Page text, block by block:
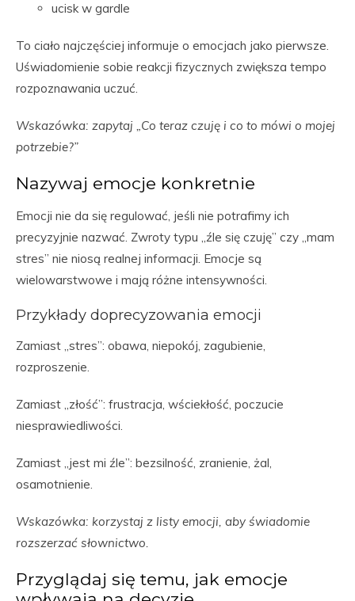
ucisk w gardle
To ciało najczęściej informuje o emocjach jako pierwsze.
Uświadomienie sobie reakcji fizycznych zwiększa tempo
rozpoznawania uczuć.
Wskazówka: zapytaj „Co teraz czuję i co to mówi o mojej
potrzebie?”
Nazywaj emocje konkretnie
Emocji nie da się regulować, jeśli nie potrafimy ich
precyzyjnie nazwać. Zwroty typu „źle się czuję” czy „mam
stres” nie niosą realnej informacji. Emocje są
wielowarstwowe i mają różne intensywności.
Przykłady doprecyzowania emocji
Zamiast „stres”: obawa, niepokój, zagubienie,
rozproszenie.
Zamiast „złość”: frustracja, wściekłość, poczucie
niesprawiedliwości.
Zamiast „jest mi źle”: bezsilność, zranienie, żal,
osamotnienie.
Wskazówka: korzystaj z listy emocji, aby świadomie
rozszerzać słownictwo.
Przyglądaj się temu, jak emocje